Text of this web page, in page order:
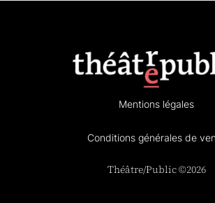
Mentions légales
Conditions générales de
Théâtre/Public ©2026